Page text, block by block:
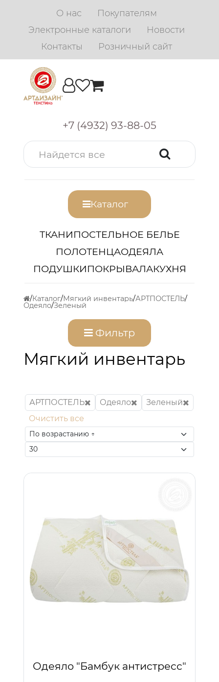
О нас
Покупателям
Электронные каталоги
Новости
Контакты
Розничный сайт
+7 (4932) 93-88-05
Каталог
ТКАНИПОСТЕЛЬНОЕ БЕЛЬЕ
ПОЛОТЕНЦАОДЕЯЛА
ПОДУШКИПОКРЫВАЛАКУХНЯ
Каталог Мягкий инвентарь АРТПОСТЕЛЬ
Одеяло Зеленый
Фильтр
Мягкий инвентарь
АРТПОСТЕЛЬ Одеяло
Зеленый
Очистить все
Одеяло "Бамбук антистресс"